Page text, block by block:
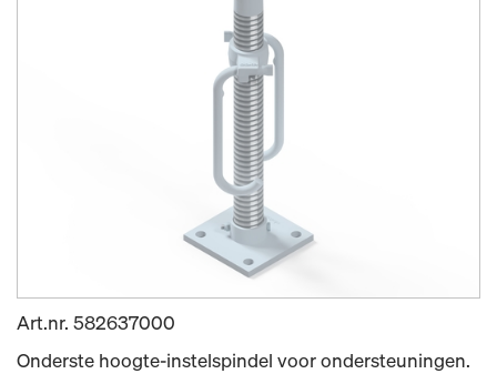
Art.nr. 582637000
Onderste hoogte-instelspindel voor ondersteuningen.